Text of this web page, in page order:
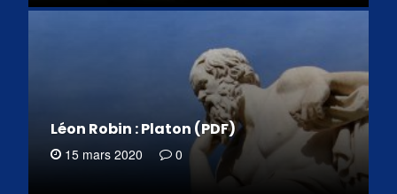
Léon Robin : Platon (PDF)
15 mars 2020 0